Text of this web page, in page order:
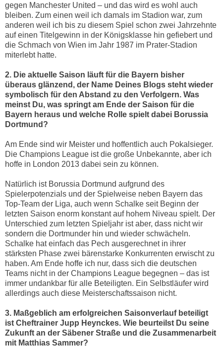
gegen Manchester United – und das wird es wohl auch
bleiben. Zum einen weil ich damals im Stadion war, zum
anderen weil ich bis zu diesem Spiel schon zwei Jahrzehnte
auf einen Titelgewinn in der Königsklasse hin gefiebert und
die Schmach von Wien im Jahr 1987 im Prater-Stadion
miterlebt hatte.
2. Die aktuelle Saison läuft für die Bayern bisher
überaus glänzend, der Name Deines Blogs steht wieder
symbolisch für den Abstand zu den Verfolgern. Was
meinst Du, was springt am Ende der Saison für die
Bayern heraus und welche Rolle spielt dabei Borussia
Dortmund?
Am Ende sind wir Meister und hoffentlich auch Pokalsieger.
Die Champions League ist die große Unbekannte, aber ich
hoffe in London 2013 dabei sein zu können.
Natürlich ist Borussia Dortmund aufgrund des
Spielerpotenzials und der Spielweise neben Bayern das
Top-Team der Liga, auch wenn Schalke seit Beginn der
letzten Saison enorm konstant auf hohem Niveau spielt. Der
Unterschied zum letzten Spieljahr ist aber, dass nicht wir
sondern die Dortmunder hin und wieder schwächeln.
Schalke hat einfach das Pech ausgerechnet in ihrer
stärksten Phase zwei bärenstarke Konkurrenten erwischt zu
haben. Am Ende hoffe ich nur, dass sich die deutschen
Teams nicht in der Champions League begegnen – das ist
immer undankbar für alle Beteiligten. Ein Selbstläufer wird
allerdings auch diese Meisterschaftssaison nicht.
3. Maßgeblich am erfolgreichen Saisonverlauf beteiligt
ist Cheftrainer Jupp Heynckes. Wie beurteilst Du seine
Zukunft an der Säbener Straße und die Zusammenarbeit
mit Matthias Sammer?